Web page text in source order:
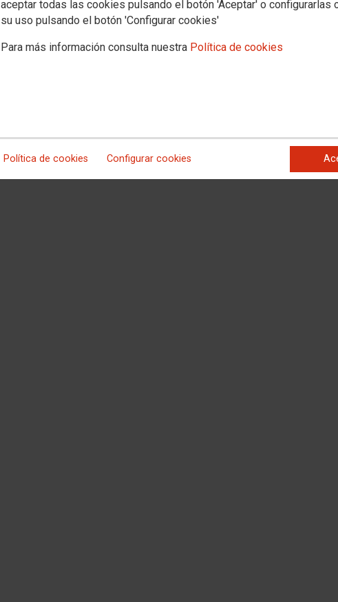
aceptar todas las cookies pulsando el botón 'Aceptar' o configurarlas
su uso pulsando el botón 'Configurar cookies'
Para más información consulta nuestra Política de cookies
Política de cookies Configurar cookies